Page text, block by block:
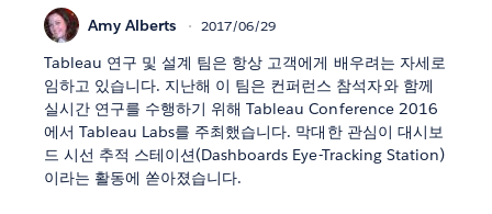
Amy Alberts 2017/06/29
Tableau 연구 및 설계 팀은 항상 고객에게 배우려는 자세로
임하고 있습니다. 지난해 이 팀은 컨퍼런스 참석자와 함께
실시간 연구를 수행하기 위해 Tableau Conference 2016
에서 Tableau Labs를 주최했습니다. 막대한 관심이 대시보
드 시선 추적 스테이션(Dashboards Eye-Tracking Station)
이라는 활동에 쏟아졌습니다.